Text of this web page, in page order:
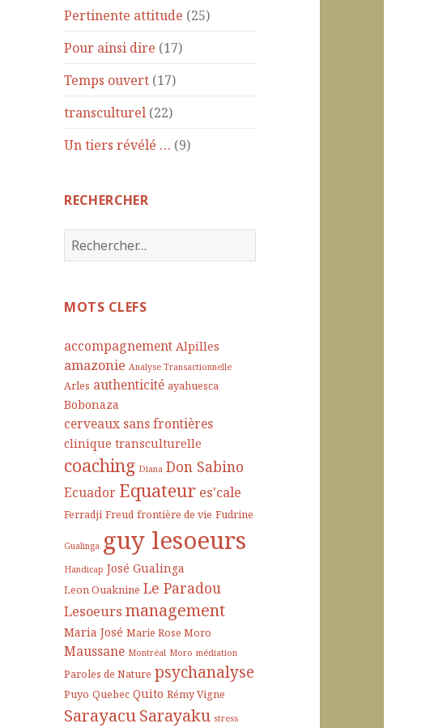
Pertinente attitude (25)
Pour ainsi dire (17)
Temps ouvert (17)
transculturel (22)
Un tiers révélé … (9)
RECHERCHER
R
e
e
c
h
e
r
:
MOTS CLEFS
accompagnement Alpilles
amazonie Analyse Transactionnelle
Arles authenticité ayahuesca
Bobonaza
cerveaux sans frontières
clinique transculturelle
coaching Diana Don Sabino
Ecuador Equateur es'cale
Ferradji Freud frontière de vie Fudrine
Gualinga guy lesoeurs
Handicap José Gualinga
Leon Ouaknine Le Paradou
Lesoeurs management
Maria José Marie Rose Moro
Maussane Montréal Moro médiation
Paroles de Nature psychanalyse
Puyo Quebec Quito Rémy Vigne
SarayacuSarayaku stress